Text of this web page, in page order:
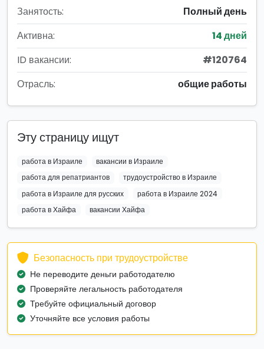
Занятость:
Полный день
Активна:
14 дней
ID вакансии:
#120764
Отрасль:
общие работы
Эту страницу ищут
работа в Израиле
вакансии в Израиле
работа для репатриантов
трудоустройство в Израиле
работа в Израиле для русских
работа в Израиле 2024
работа в Хайфа
вакансии Хайфа
Безопасность при трудоустройстве
Не переводите деньги работодателю
Проверяйте легальность работодателя
Требуйте официальный договор
Уточняйте все условия работы